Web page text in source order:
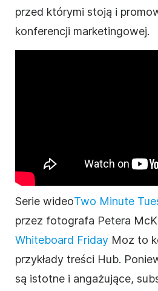
przed którymi stoją i
konferencji marketingowej.
Serie wideoTwo Minute
przez fotografa Petera
Whiteboard Friday Moz to
przykłady treści Hub.
są istotne i angażujące,